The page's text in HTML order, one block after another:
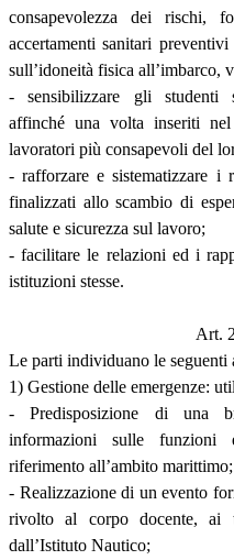
consapevolezza dei rischi,
accertamenti sanitari
sull’idoneità fisica all’imbarco,
- sensibilizzare gli studenti
affinché una volta inseriti
lavoratori più consapevoli del
- rafforzare e sistematizzare i
finalizzati allo scambio di
salute e sicurezza sul lavoro;
- facilitare le relazioni ed i
istituzioni stesse.
Art.
Le parti individuano le seguenti
1) Gestione delle emergenze:
- Predisposizione di una
informazioni sulle
riferimento all’ambito marittimo;
- Realizzazione di un evento
rivolto al corpo docente, ai
dall’Istituto Nautico;